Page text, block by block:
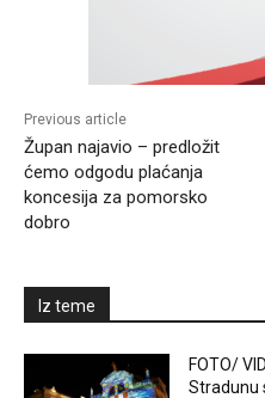
Previous article
Župan najavio – predložit
ćemo odgodu plaćanja
koncesija za pomorsko
dobro
Iz teme
FOTO/
Stradunu